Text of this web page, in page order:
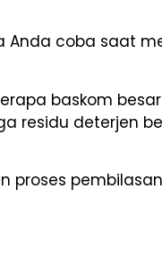
Anda coba saat
baskom
residu deterjen
proses